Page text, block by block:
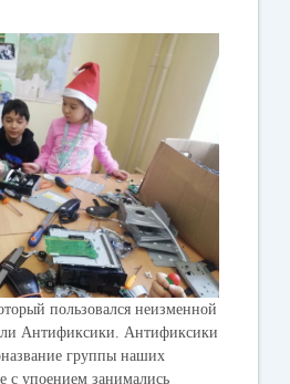
пользовался неизменной
Антификсики. Антификсики
группы наших
с упоением занимались